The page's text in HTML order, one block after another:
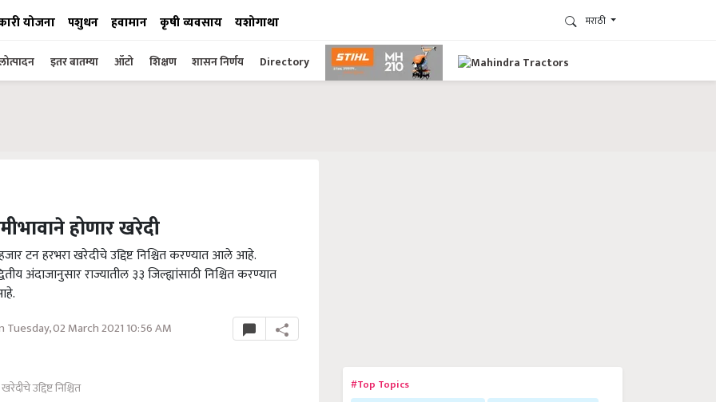
योजना पशुधन हवामान कृषी व्यवसाय यशोगाथा मराठी
इतर बातम्या ऑटो शिक्षण शासन निर्णय Directory
होणार खरेदी
टन हरभरा खरेदीचे उद्दिष्ट निश्चित करण्यात आले आहे.
अंदाजानुसार राज्यातील ३३ जिल्ह्यांसाठी निश्चित करण्यात
02 March 2021 10:56 AM
उद्दिष्ट निश्चित #Top Topics